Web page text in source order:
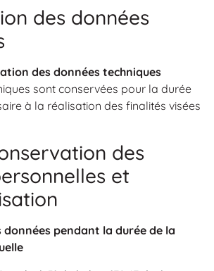
des données
des données techniques
sont conservées pour la durée
à la réalisation des finalités visées
des
et
pendant la durée de la